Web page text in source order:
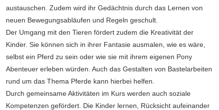
austauschen. Zudem wird ihr Gedächtnis durch das Lernen von
neuen Bewegungsabläufen und Regeln geschult.
Der Umgang mit den Tieren fördert zudem die Kreativität der
Kinder. Sie können sich in ihrer Fantasie ausmalen, wie es wäre,
selbst ein Pferd zu sein oder wie sie mit ihrem eigenen Pony
Abenteuer erleben würden. Auch das Gestalten von Bastelarbeiten
rund um das Thema Pferde kann hierbei helfen.
Durch gemeinsame Aktivitäten im Kurs werden auch soziale
Kompetenzen gefördert. Die Kinder lernen, Rücksicht aufeinander